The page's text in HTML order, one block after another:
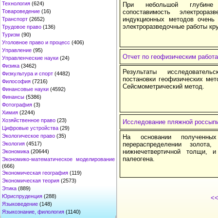
Технология (624)
Товароведение (16)
Транспорт (2652)
Трудовое право (136)
Туризм (90)
Уголовное право и процесс (406)
Управление (95)
Управленческие науки (24)
Физика (3462)
Физкультура и спорт (4482)
Философия (7216)
Финансовые науки (4592)
Финансы (5386)
Фотография (3)
Химия (2244)
Хозяйственное право (23)
Цифровые устройства (29)
Экологическое право (35)
Экология (4517)
Экономика (20644)
Экономико-математическое моделирование
(666)
Экономическая география (119)
Экономическая теория (2573)
Этика (889)
Юриспруденция (288)
Языковедение (148)
Языкознание, филология (1140)
При небольшой
сопоставимость
индукционных методов
электроразведочные работы
Отчет по геофизическим
Результаты
постановки геофизических
Сейсмометрический метод.
Исследование пляжной
На основании
перераспределении
нижнечетвертичной толщи,
палеогена.
<<